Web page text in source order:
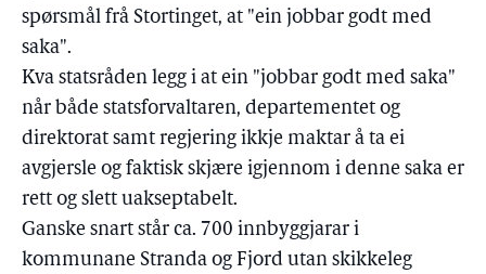
spørsmål frå Stortinget, at "ein jobbar godt med
saka".
Kva statsråden legg i at ein "jobbar godt med saka"
når både statsforvaltaren, departementet og
direktorat samt regjering ikkje maktar å ta ei
avgjersle og faktisk skjære igjennom i denne saka er
rett og slett uakseptabelt.
Ganske snart står ca. 700 innbyggjarar i
kommunane Stranda og Fjord utan skikkeleg